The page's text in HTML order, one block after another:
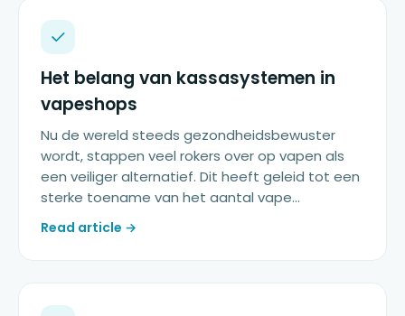
Het belang van kassasystemen in
vapeshops
Nu de wereld steeds gezondheidsbewuster
wordt, stappen veel rokers over op vapen als
een veiliger alternatief. Dit heeft geleid tot een
sterke toename van het aantal vape...
Read article →